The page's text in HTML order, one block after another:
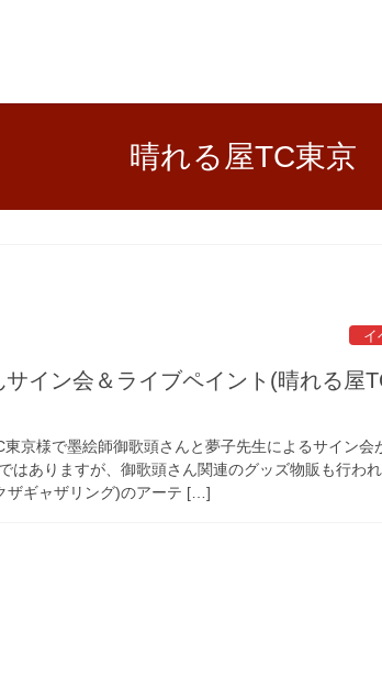
晴れる屋TC東京
イ
サイン会＆ライブペイント(晴れる屋
京様で墨絵師御歌頭さんと夢子先生によるサイン会
はありますが、御歌頭さん関連のグッズ物販も行わ
ザギャザリング)のアーテ […]